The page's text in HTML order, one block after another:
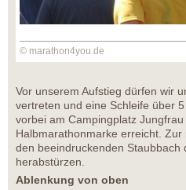
© marathon4you.de
Vor unserem Aufstieg dürfen wir
vertreten und eine Schleife über
vorbei am Campingplatz
Halbmarathonmarke erreicht. Zur
den beeindruckenden Staubbach
herabstürzen.
Ablenkung von oben